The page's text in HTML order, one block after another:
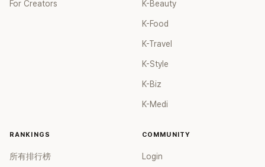
比，简直无法相提并论。 此外，韩国媒体认为，相比以男偶像
撑团体大部分的总销量并与男团抗衡。由于与日本偏爱可爱青
春又清纯的女偶像类型相比，中国偏爱的概念则是强烈的Girl
渐提高，因此以女性为主流消费族群逐渐扩大，特别的是，在
娱乐产业中展现的“女性经济”更为明显。 以HYBE为例，虽然
HYBE不受中国市场的限制而感到自豪，但从HYBE旗下的女团
NewJeans在出道的几次回归中，保守估计，中国市场的销售
至比中国市场销售份额较弱的LE SSERAFIM也至少有20万张的
For Creators K-Beauty
K-Food
K-Travel
K-Style
K-Biz
K-Medi
RANKINGS
所有排行榜
COMMUNITY
Login